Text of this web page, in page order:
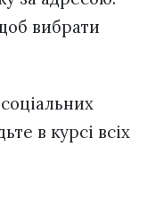
вибрати
в курсі всіх